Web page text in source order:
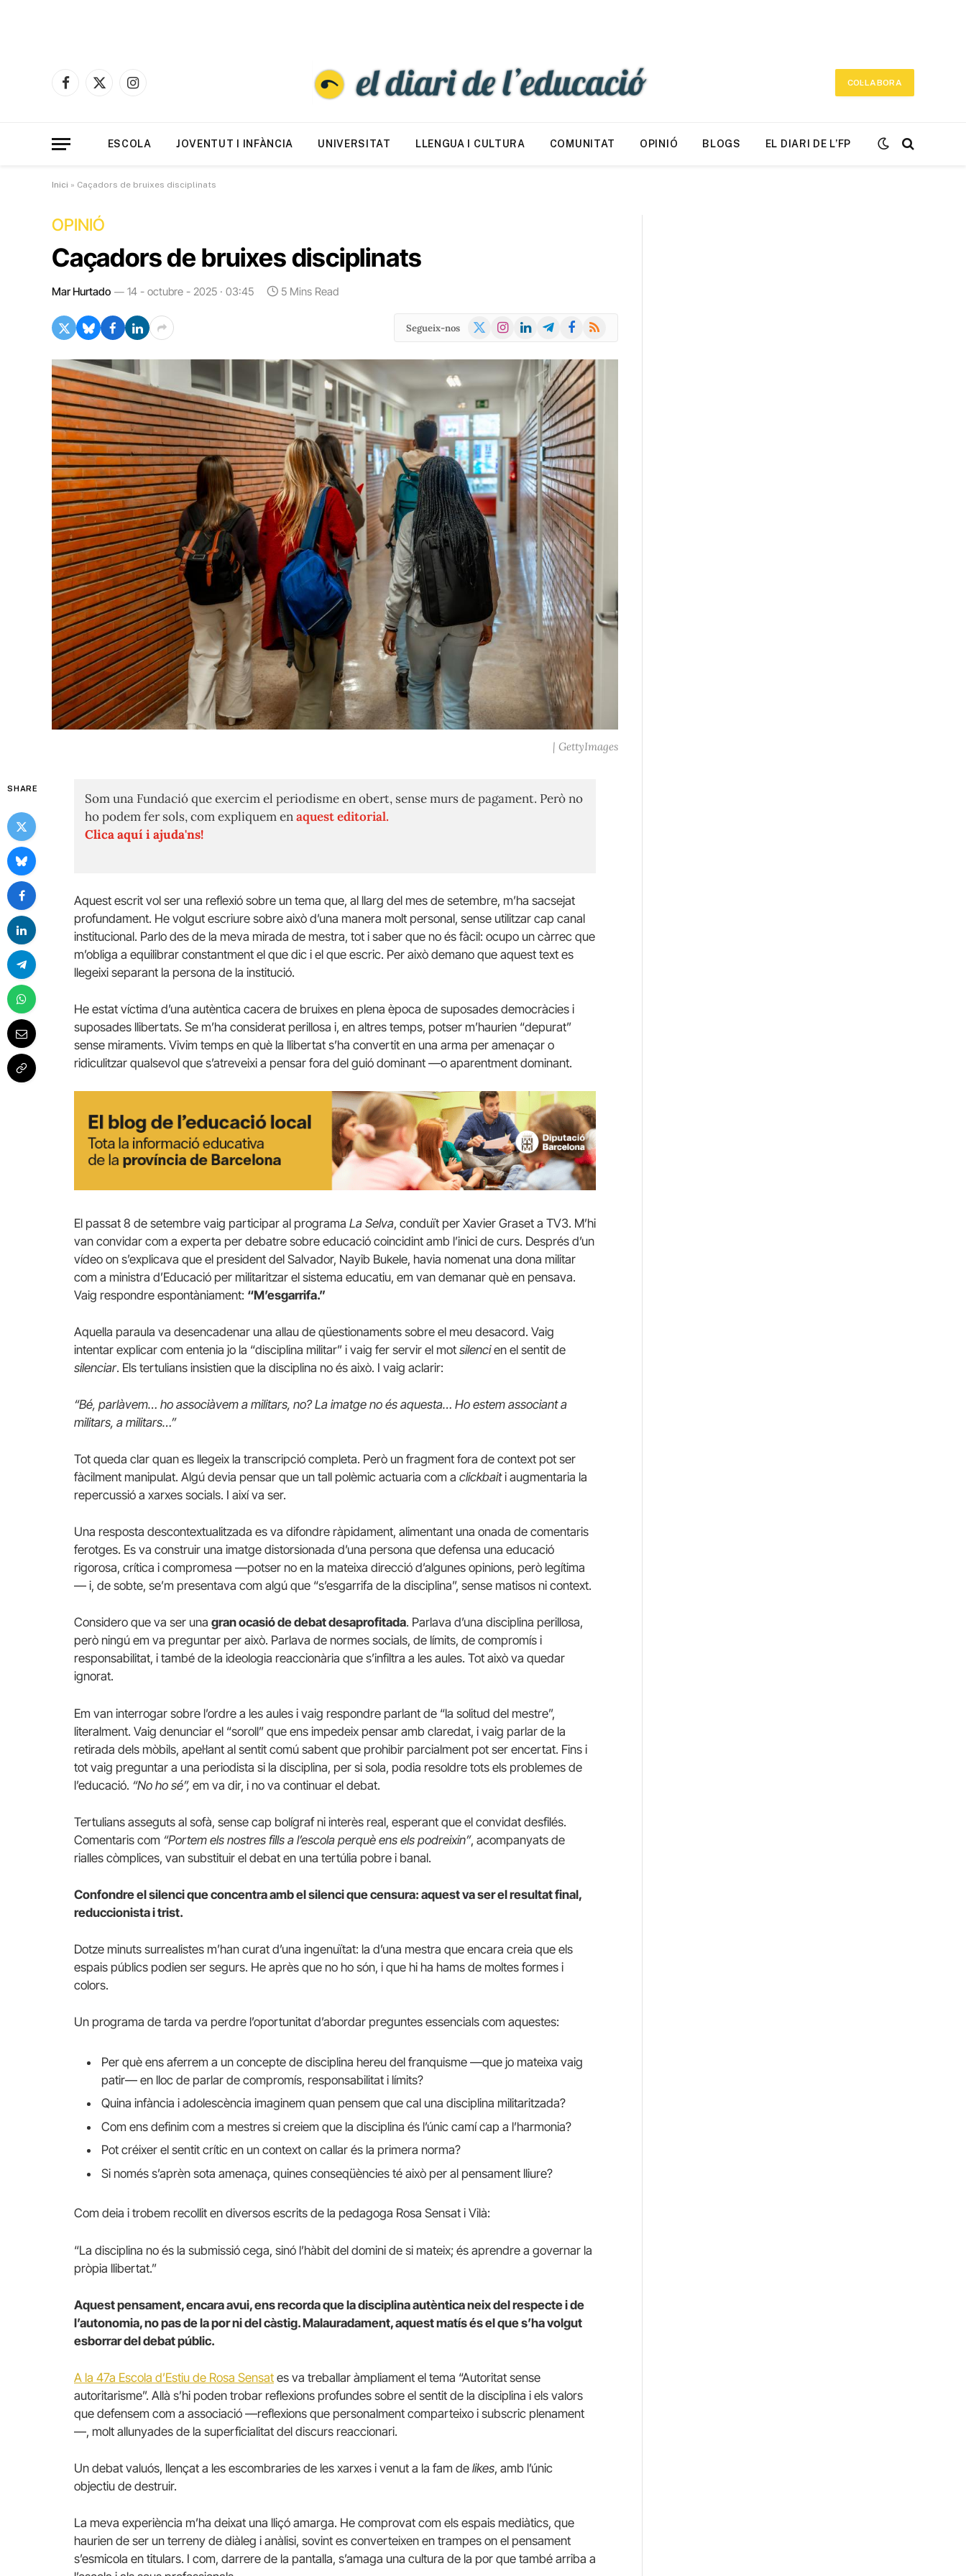
Facebook
X
Instagram
COL·LABORA
ESCOLA JOVENTUT I INFÀNCIA UNIVERSITAT LLENGUA I CULTURA COMUNITAT OPINIÓ BLOGS EL DIARI DE L’FP
Inici » Caçadors de bruixes disciplinats
OPINIÓ
Caçadors de bruixes disciplinats
Mar Hurtado 14 - octubre - 2025 · 03:45 5 Mins Read
Segueix-nos
X
Instagram
LinkedInTelegramFacebook
RSS
| GettyImages
SHARE
Som una Fundació que exercim el periodisme en obert, sense murs de pagament. Però no
ho podem fer sols, com expliquem enaquest editorial.
Clica aquí i ajuda'ns!
Aquest escrit vol ser una reflexió sobre un tema que, al llarg del mes de setembre, m’ha sacsejat
profundament. He volgut escriure sobre això d’una manera molt personal, sense utilitzar cap canal
institucional. Parlo des de la meva mirada de mestra, tot i saber que no és fàcil: ocupo un càrrec que
m’obliga a equilibrar constantment el que dic i el que escric. Per això demano que aquest text es
llegeixi separant la persona de la institució.
He estat víctima d’una autèntica cacera de bruixes en plena època de suposades democràcies i
suposades llibertats. Se m’ha considerat perillosa i, en altres temps, potser m’haurien “depurat”
sense miraments. Vivim temps en què la llibertat s’ha convertit en una arma per amenaçar o
ridiculitzar qualsevol que s’atreveixi a pensar fora del guió dominant —o aparentment dominant.
El passat 8 de setembre vaig participar al programa La Selva, conduït per Xavier Graset a TV3. M’hi
van convidar com a experta per debatre sobre educació coincidint amb l’inici de curs. Després d’un
vídeo on s’explicava que el president del Salvador, Nayib Bukele, havia nomenat una dona militar
com a ministra d’Educació per militaritzar el sistema educatiu, em van demanar què en pensava.
Vaig respondre espontàniament: “M’esgarrifa.”
Aquella paraula va desencadenar una allau de qüestionaments sobre el meu desacord. Vaig
intentar explicar com entenia jo la “disciplina militar” i vaig fer servir el mot silencien el sentit de
silenciar. Els tertulians insistien que la disciplina no és això. I vaig aclarir:
“Bé, parlàvem… ho associàvem a militars, no? La imatge no és aquesta… Ho estem associant a
militars, a militars…”
Tot queda clar quan es llegeix la transcripció completa. Però un fragment fora de context pot ser
fàcilment manipulat. Algú devia pensar que un tall polèmic actuaria com a clickbaiti augmentaria la
repercussió a xarxes socials. I així va ser.
Una resposta descontextualitzada es va difondre ràpidament, alimentant una onada de comentaris
ferotges. Es va construir una imatge distorsionada d’una persona que defensa una educació
rigorosa, crítica i compromesa —potser no en la mateixa direcció d’algunes opinions, però legítima
— i, de sobte, se’m presentava com algú que “s’esgarrifa de la disciplina”, sense matisos ni context.
Considero que va ser una gran ocasió de debat desaprofitada. Parlava d’una disciplina perillosa,
però ningú em va preguntar per això. Parlava de normes socials, de límits, de compromís i
responsabilitat, i també de la ideologia reaccionària que s’infiltra a les aules. Tot això va quedar
ignorat.
Em van interrogar sobre l’ordre a les aules i vaig respondre parlant de “la solitud del mestre”,
literalment. Vaig denunciar el “soroll” que ens impedeix pensar amb claredat, i vaig parlar de la
retirada dels mòbils, apel·lant al sentit comú sabent que prohibir parcialment pot ser encertat. Fins i
tot vaig preguntar a una periodista si la disciplina, per si sola, podia resoldre tots els problemes de
l’educació. “No ho sé”, em va dir, i no va continuar el debat.
Tertulians asseguts al sofà, sense cap bolígraf ni interès real, esperant que el convidat desfilés.
Comentaris com “Portem els nostres fills a l’escola perquè ens els podreixin”, acompanyats de
rialles còmplices, van substituir el debat en una tertúlia pobre i banal.
Confondre el silenci que concentra amb el silenci que censura: aquest va ser el resultat final,
reduccionista i trist.
Dotze minuts surrealistes m’han curat d’una ingenuïtat: la d’una mestra que encara creia que els
espais públics podien ser segurs. He après que no ho són, i que hi ha hams de moltes formes i
colors.
Un programa de tarda va perdre l’oportunitat d’abordar preguntes essencials com aquestes:
Per què ens aferrem a un concepte de disciplina hereu del franquisme —que jo mateixa vaig
patir— en lloc de parlar de compromís, responsabilitat i límits?
Quina infància i adolescència imaginem quan pensem que cal una disciplina militaritzada?
Com ens definim com a mestres si creiem que la disciplina és l’únic camí cap a l’harmonia?
Pot créixer el sentit crític en un context on callar és la primera norma?
Si només s’aprèn sota amenaça, quines conseqüències té això per al pensament lliure?
Com deia i trobem recollit en diversos escrits de la pedagoga Rosa Sensat i Vilà:
“La disciplina no és la submissió cega, sinó l’hàbit del domini de si mateix; és aprendre a governar la
pròpia llibertat.”
Aquest pensament, encara avui, ens recorda que la disciplina autèntica neix del respecte i de
l’autonomia, no pas de la por ni del càstig. Malauradament, aquest matís és el que s’ha volgut
esborrar del debat públic.
A la 47a Escola d’Estiu de Rosa Sensat es va treballar àmpliament el tema “Autoritat sense
autoritarisme”. Allà s’hi poden trobar reflexions profundes sobre el sentit de la disciplina i els valors
que defensem com a associació —reflexions que personalment comparteixo i subscric plenament
—, molt allunyades de la superficialitat del discurs reaccionari.
Un debat valuós, llençat a les escombraries de les xarxes i venut a la fam de likes, amb l’únic
objectiu de destruir.
La meva experiència m’ha deixat una lliçó amarga. He comprovat com els espais mediàtics, que
haurien de ser un terreny de diàleg i anàlisi, sovint es converteixen en trampes on el pensament
s’esmicola en titulars. I com, darrere de la pantalla, s’amaga una cultura de la por que també arriba a